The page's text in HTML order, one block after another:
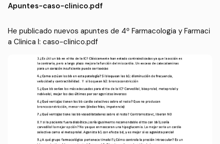
Apuntes-caso-clinico.pdf
He publicado nuevos apuntes de 4º Farmacologia y Farmaci
a Clinica I: caso-clinico.pdf